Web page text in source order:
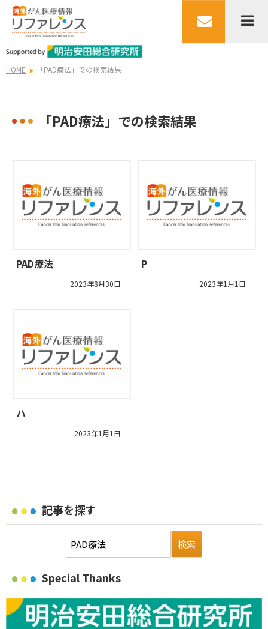
HOME 「PAD療法」での検索結果
「PAD療法」での検索結果
PAD療法
2023年8月30日
P
2023年1月1日
ハ
2023年1月1日
記事を探す
Special Thanks